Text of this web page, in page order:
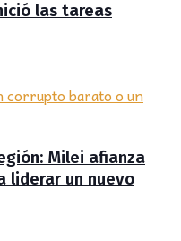
las tareas
Milei afianza
liderar un nuevo